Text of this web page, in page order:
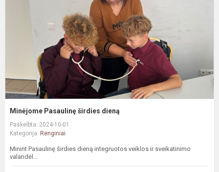
Minėjome Pasaulinę širdies dieną
Paskelbta: 2024-10-01
Kategorija: Renginiai
Minint Pasaulinę širdies dieną integruotos veiklos ir sveikatinimo
valandėl...